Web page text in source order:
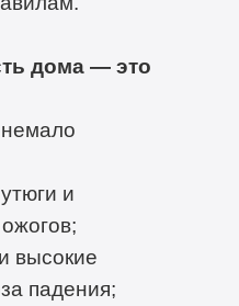
дома — это
и
высокие
падения;